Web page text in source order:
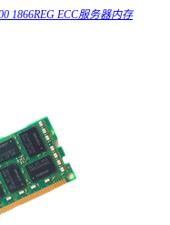
1866REG ECC服务器内存